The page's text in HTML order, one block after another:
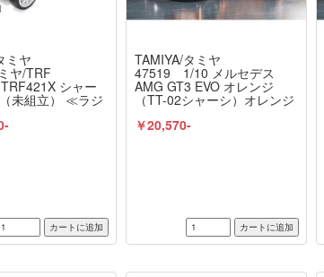
ミヤ
ヤ/TRF
シャー
未組立） ≪ラジ
TAMIYA/タミヤ
47519 1/10 メルセデス
AMG GT3 EVO オレンジ
（TT-02シャーシ）オレンジ
（未組立） ≪ラジコン
￥20,570-